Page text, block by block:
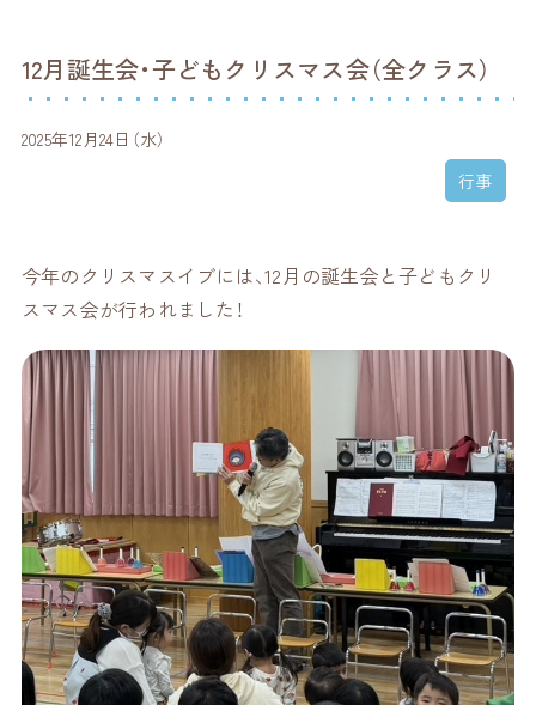
12月誕生会・子どもクリスマス会（全クラス）
2025年12月24日（水）
行事
今年のクリスマスイブには、12月の誕生会と子どもクリ
スマス会が行われました！